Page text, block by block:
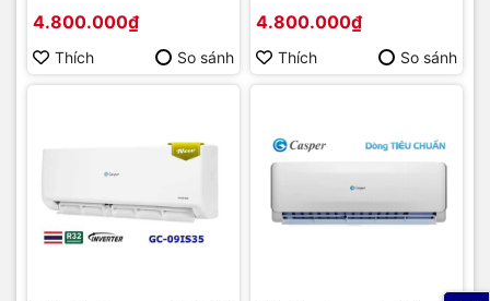
4.800.000₫
Thích So sánh
chính hãng
4.800.000₫
Thích So sánh